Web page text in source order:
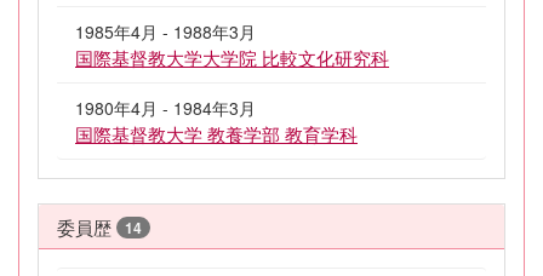
1985年4月 - 1988年3月
国際基督教大学大学院 比較文化研究科
1980年4月 - 1984年3月
国際基督教大学 教養学部 教育学科
委員歴 14